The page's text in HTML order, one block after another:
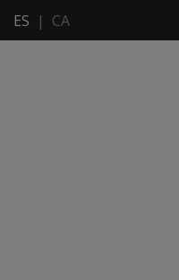
ES | CA